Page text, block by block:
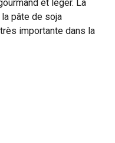
et léger. La
pâte de soja
importante dans la